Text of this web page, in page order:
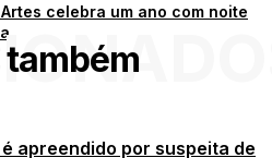
celebra um ano com noite
apreendido por suspeita de